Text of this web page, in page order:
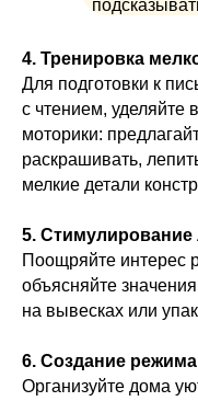
4. Тренировка
Для подготовки к
с чтением, уделяйте
моторики:
раскрашивать,
мелкие детали
5. Стимулирование
Поощряйте интерес
объясняйте
на вывесках или
6. Создание
Организуйте дома